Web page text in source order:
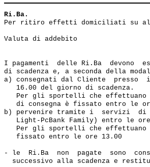
Ri.Ba.
Per ritiro effetti domiciliati su
Valuta di addebito
I pagamenti  delle Ri.Ba  devono
di scadenza e, a seconda della
a) consegnati dal Cliente
   16.00 del giorno di scadenza.
Per gli sportelli che
di consegna è fissato entro le
b) pervenire tramite i  servizi  di
Light-PcBank Family) entro le
Per gli sportelli che
   fissato entro le ore 13.00
- le  Ri.Ba  non  pagate  sono
successivo alla scadenza e